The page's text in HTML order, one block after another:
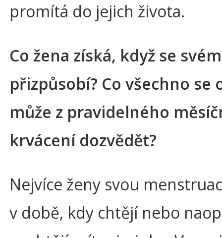
promítá do jejich života.
Co žena získá, když se
přizpůsobí? Co všechno se
může z pravidelného
krvácení dozvědět?
Nejvíce ženy svou
v době, kdy chtějí nebo